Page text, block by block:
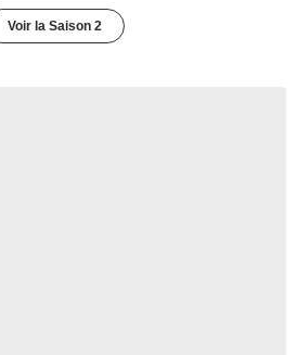
Voir la Saison 2